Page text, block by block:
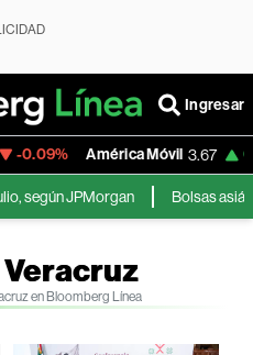
Ingresar
América Móvil 3.67 0.00%
JPMorgan Bolsas asiáticas
en Bloomberg Línea